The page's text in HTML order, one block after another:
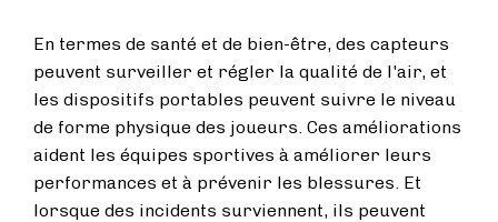
En termes de santé et de bien-être, des capteurs
peuvent surveiller et régler la qualité de l'air, et
les dispositifs portables peuvent suivre le niveau
de forme physique des joueurs. Ces améliorations
aident les équipes sportives à améliorer leurs
performances et à prévenir les blessures. Et
lorsque des incidents surviennent, ils peuvent